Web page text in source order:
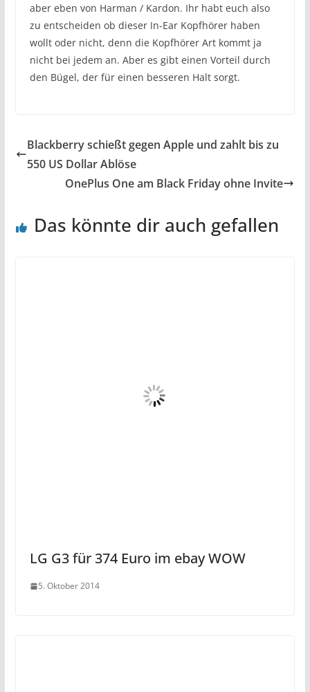
aber eben von Harman / Kardon. Ihr habt euch also
zu entscheiden ob dieser In-Ear Kopfhörer haben
wollt oder nicht, denn die Kopfhörer Art kommt ja
nicht bei jedem an. Aber es gibt einen Vorteil durch
den Bügel, der für einen besseren Halt sorgt.
Blackberry schießt gegen Apple und zahlt bis zu
550 US Dollar Ablöse
OnePlus One am Black Friday ohne Invite
Das könnte dir auch gefallen
LG G3 für 374 Euro im ebay WOW
5. Oktober 2014